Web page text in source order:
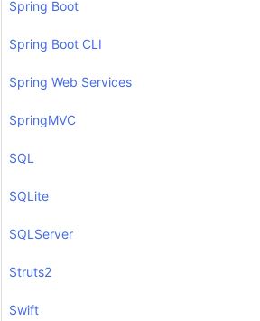
Spring Boot
Spring Boot CLI
Spring Web Services
SpringMVC
SQL
SQLite
SQLServer
Struts2
Swift